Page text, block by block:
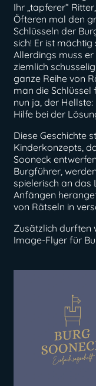
Ihr „tapferer“
Öfteren mal den
Schlüsseln der
sich! Er ist
Allerdings muss
ziemlich
ganze Reihe von
man die Schlüssel
nun ja, der
Hilfe bei der
Diese Geschichte
Kinderkonzepts,
Sooneck
Burgführer,
spielerisch an das
Anfängen
von Rätseln in
Zusätzlich durften
Image-Flyer für